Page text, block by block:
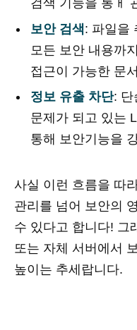
검색 기능을 통ㅐ
보안 검색: 파일을
모든 보안 내용까
접근이 가능한 문
정보 유출 차단: 단
문제가 되고 있는
통해 보안기능을
사실 이런 흐름을 따
관리를 넘어 보안의
수 있다고 합니다! 그
또는 자체 서버에서
높이는 추세랍니다.